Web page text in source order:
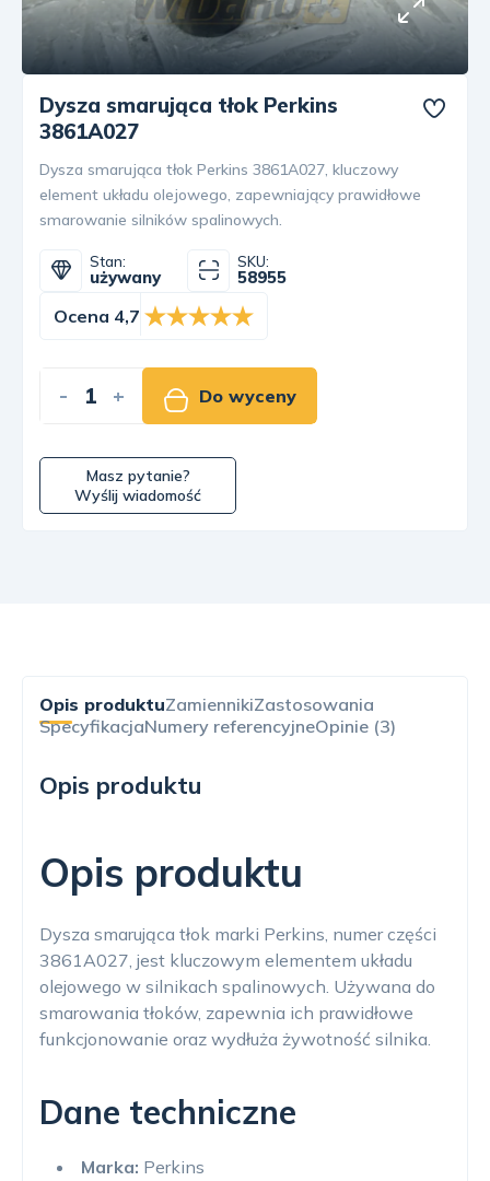
Dysza smarująca tłok Perkins
3861A027
Dysza smarująca tłok Perkins 3861A027, kluczowy
element układu olejowego, zapewniający prawidłowe
smarowanie silników spalinowych.
Stan:
używany
SKU:
58955
Ocena 4,7
- + Do wyceny
Masz pytanie?
Wyślij wiadomość
Opis produktuZamiennikiZastosowania
SpecyfikacjaNumery referencyjneOpinie (3)
Opis produktu
Opis produktu
Dysza smarująca tłok marki Perkins, numer części
3861A027, jest kluczowym elementem układu
olejowego w silnikach spalinowych. Używana do
smarowania tłoków, zapewnia ich prawidłowe
funkcjonowanie oraz wydłuża żywotność silnika.
Dane techniczne
Marka: Perkins